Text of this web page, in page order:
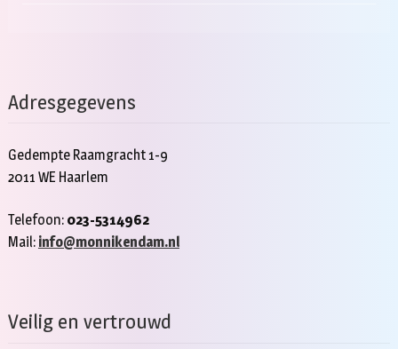
Adresgegevens
Gedempte Raamgracht 1-9
2011 WE Haarlem
Telefoon: 023-5314962
Mail: info@monnikendam.nl
Veilig en vertrouwd